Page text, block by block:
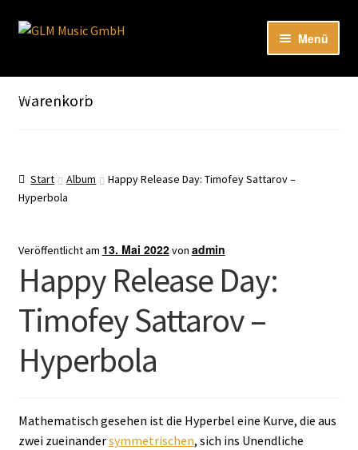
Hier sind unsere Neuigkeiten zu hören: Spotify
Zur
Zum
Menü
Unser Katalog
EN
Warenkorb
Start Album
Happy Release Day: Timofey Sattarov –
Hyperbola
Veröffentlicht am 13. Mai 2022von admin
Happy Release Day:
Timofey Sattarov –
Hyperbola
Mathematisch gesehen ist die Hyperbel eine Kurve, die aus
zwei zueinandersymmetrischen, sich ins Unendliche